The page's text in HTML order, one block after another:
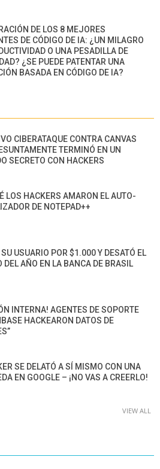
DE LOS 8 MEJORES
DE CÓDIGO DE IA: ¿UN MILAGRO
O UNA PESADILLA DE
¿SE PUEDE PATENTAR UNA
BASADA EN CÓDIGO DE IA?
CIBERATAQUE CONTRA CANVAS
TERMINÓ EN UN
SECRETO CON HACKERS
LOS HACKERS AMARON EL AUTO-
DE NOTEPAD++
USUARIO POR $1.000 Y DESATÓ EL
DEL AÑO EN LA BANCA DE BRASIL
INTERNA! AGENTES DE SOPORTE
HACKEARON DATOS DE
SE DELATÓ A SÍ MISMO CON UNA
EN GOOGLE – ¡NO VAS A CREERLO!
VIEW ALL